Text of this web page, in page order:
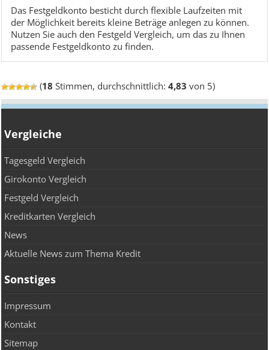
Das Festgeldkonto besticht durch flexible Laufzeiten mit
der Möglichkeit bereits kleine Beträge anlegen zu können.
Nutzen Sie auch den Festgeld Vergleich, um das zu Ihnen
passende Festgeldkonto zu finden.
(18 Stimmen, durchschnittlich:4,83 von 5)
Vergleiche
Tagesgeld Vergleich
Girokonto Vergleich
Festgeld Vergleich
Kreditkarten Vergleich
News
Aktuelle News zum Thema Kredit
Sonstiges
Impressum
Kontakt
Sitemap